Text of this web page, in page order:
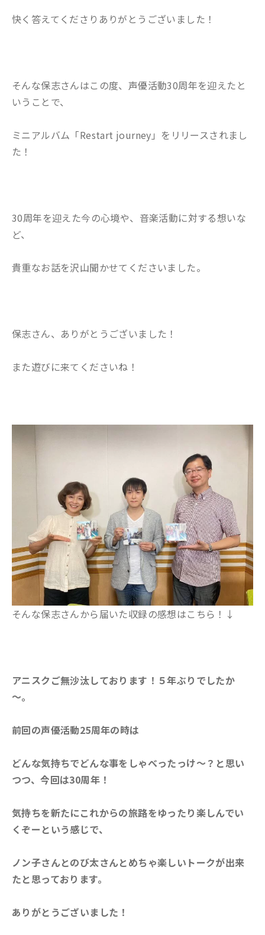
快く答えてくださりありがとうございました！
そんな保志さんはこの度、声優活動30周年を迎えたと
いうことで、
ミニアルバム「Restart journey」をリリースされまし
た！
30周年を迎えた今の心境や、音楽活動に対する想いな
ど、
貴重なお話を沢山聞かせてくださいました。
保志さん、ありがとうございました！
また遊びに来てくださいね！
そんな保志さんから届いた収録の感想はこちら！↓
アニスクご無沙汰しております！５年ぶりでしたか
～。
前回の声優活動25周年の時は
どんな気持ちでどんな事をしゃべったっけ～？と思い
つつ、今回は30周年！
気持ちを新たにこれからの旅路をゆったり楽しんでい
くぞーという感じで、
ノン子さんとのび太さんとめちゃ楽しいトークが出来
たと思っております。
ありがとうございました！